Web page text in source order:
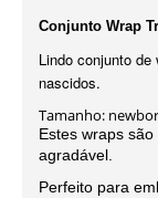
Conjunto Wrap
Lindo conjunto de
nascidos.
Tamanho:
Estes wraps
agradável.
Perfeito para